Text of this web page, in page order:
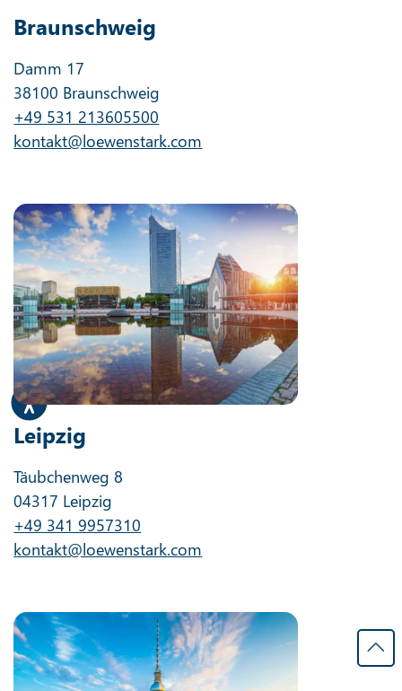
Braunschweig
Damm 17
38100 Braunschweig
+49 531 213605500
kontakt@loewenstark.com
Leipzig
Täubchenweg 8
04317 Leipzig
+49 341 9957310
kontakt@loewenstark.com